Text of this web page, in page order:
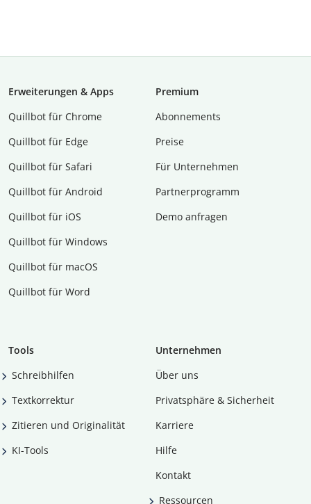
Erweiterungen & Apps
Quillbot für Chrome
Quillbot für Edge
Quillbot für Safari
Quillbot für Android
Quillbot für iOS
Quillbot für Windows
Quillbot für macOS
Quillbot für Word
Premium
Abon­ne­ments
Preise
Für Unternehmen
Partnerprogramm
Demo anfragen
Tools
Schreibhilfen
Textkorrektur
Zitieren und Originalität
KI-Tools
Unternehmen
Über uns
Privatsphäre & Sicherheit
Karriere
Hilfe
Kontakt
Ressourcen